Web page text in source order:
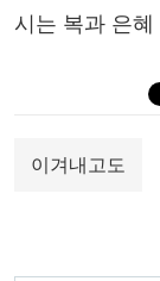
시는 복과 은
이겨내고도